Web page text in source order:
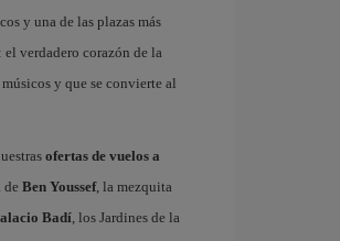
y una de las plazas más
: el verdadero corazón de la
y que se convierte al
ofertas de vuelos a
de Ben Youssef, la mezquita
Badí, los Jardines de la